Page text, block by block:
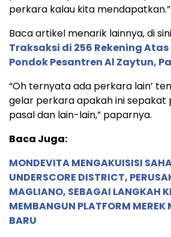
perkara kalau kita mendapatkan.”
Baca artikel menarik lainnya, di
Traksaksi di 256 Rekening
Pondok Pesantren Al Zaytun,
“Oh ternyata ada perkara lain’
gelar perkara apakah ini sepakat
pasal dan lain-lain,” paparnya.
Baca Juga:
MONDEVITA MENGAKUISISI
UNDERSCORE DISTRICT,
MAGLIANO, SEBAGAI LANGKAH
MEMBANGUN PLATFORM
BARU